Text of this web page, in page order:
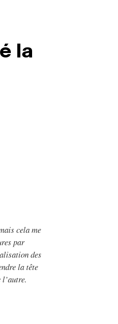
la
cela me
par
des
la tête
l’autre.